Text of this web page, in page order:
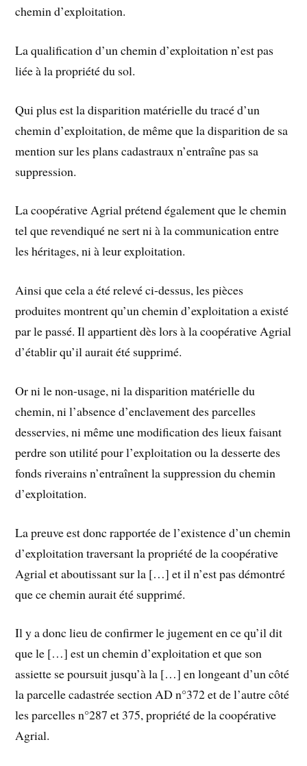
chemin d’exploitation.
La qualification d’un chemin d’exploitation n’est pas
liée à la propriété du sol.
Qui plus est la disparition matérielle du tracé d’un
chemin d’exploitation, de même que la disparition de sa
mention sur les plans cadastraux n’entraîne pas sa
suppression.
La coopérative Agrial prétend également que le chemin
tel que revendiqué ne sert ni à la communication entre
les héritages, ni à leur exploitation.
Ainsi que cela a été relevé ci-dessus, les pièces
produites montrent qu’un chemin d’exploitation a existé
par le passé. Il appartient dès lors à la coopérative Agrial
d’établir qu’il aurait été supprimé.
Or ni le non-usage, ni la disparition matérielle du
chemin, ni l’absence d’enclavement des parcelles
desservies, ni même une modification des lieux faisant
perdre son utilité pour l’exploitation ou la desserte des
fonds riverains n’entraînent la suppression du chemin
d’exploitation.
La preuve est donc rapportée de l’existence d’un chemin
d’exploitation traversant la propriété de la coopérative
Agrial et aboutissant sur la […] et il n’est pas démontré
que ce chemin aurait été supprimé.
Il y a donc lieu de confirmer le jugement en ce qu’il dit
que le […] est un chemin d’exploitation et que son
assiette se poursuit jusqu’à la […] en longeant d’un côté
la parcelle cadastrée section AD n°372 et de l’autre côté
les parcelles n°287 et 375, propriété de la coopérative
Agrial.